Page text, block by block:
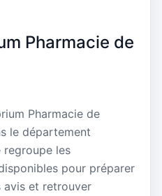
Pharmacie de
Pharmacie de
le département
regroupe les
pour préparer
avis et retrouver